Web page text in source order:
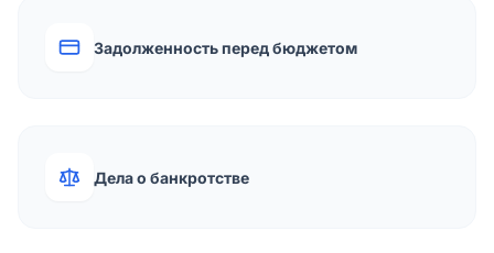
Задолженность перед бюджетом
Дела о банкротстве